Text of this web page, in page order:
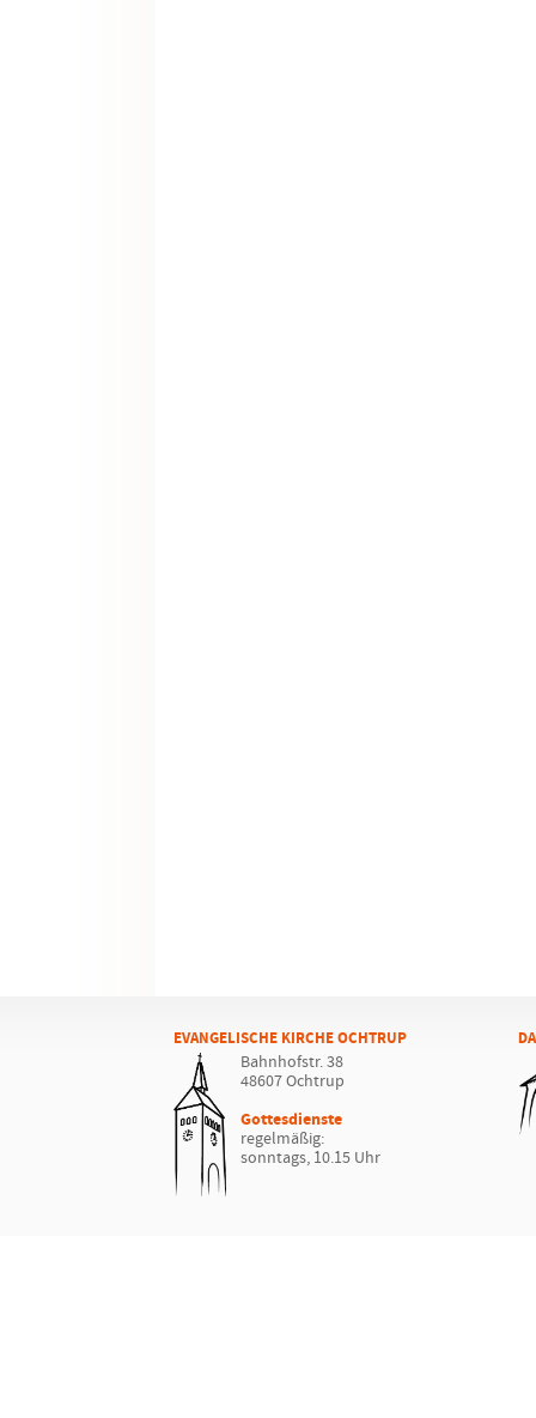
EVANGELISCHE KIRCHE OCHTRUP
Bahnhofstr. 38
48607 Ochtrup
Gottesdienste
regelmäßig:
sonntags, 10.15 Uhr